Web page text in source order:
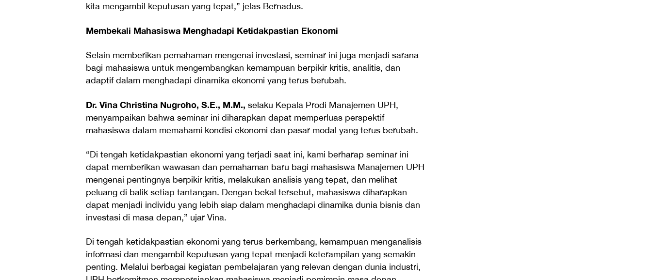
kita mengambil keputusan yang tepat,” jelas Bernadus.
Membekali Mahasiswa Menghadapi Ketidakpastian Ekonomi
Selain memberikan pemahaman mengenai investasi, seminar ini juga menjadi sarana
bagi mahasiswa untuk mengembangkan kemampuan berpikir kritis, analitis, dan
adaptif dalam menghadapi dinamika ekonomi yang terus berubah.
Dr. Vina Christina Nugroho, S.E., M.M., selaku Kepala Prodi Manajemen UPH,
menyampaikan bahwa seminar ini diharapkan dapat memperluas perspektif
mahasiswa dalam memahami kondisi ekonomi dan pasar modal yang terus berubah.
“Di tengah ketidakpastian ekonomi yang terjadi saat ini, kami berharap seminar ini
dapat memberikan wawasan dan pemahaman baru bagi mahasiswa Manajemen UPH
mengenai pentingnya berpikir kritis, melakukan analisis yang tepat, dan melihat
peluang di balik setiap tantangan. Dengan bekal tersebut, mahasiswa diharapkan
dapat menjadi individu yang lebih siap dalam menghadapi dinamika dunia bisnis dan
investasi di masa depan,” ujar Vina.
Di tengah ketidakpastian ekonomi yang terus berkembang, kemampuan menganalisis
informasi dan mengambil keputusan yang tepat menjadi keterampilan yang semakin
penting. Melalui berbagai kegiatan pembelajaran yang relevan dengan dunia industri,